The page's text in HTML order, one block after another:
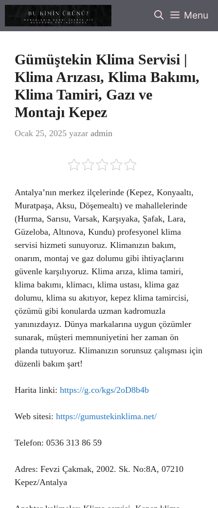
İçeriğe
Menu
Gümüştekin Klima Servisi |
Klima Arızası, Klima Bakımı,
Klima Tamiri, Gazı ve
Montajı Kepez
Ocak 25, 2025 yazar admin
Antalya’nın merkez ilçelerinde (Kepez, Konyaaltı,
Muratpaşa, Aksu, Döşemealtı) ve mahallelerinde
(Hurma, Sarısu, Varsak, Karşıyaka, Şafak, Lara,
Güzeloba, Altınova, Kundu) profesyonel klima
servisi hizmeti sunuyoruz. Klimanızın bakım,
onarım, montaj ve gaz dolumu gibi ihtiyaçlarını
güvenle karşılıyoruz. Klima arıza, klima tamiri,
klima bakımı, klimacı, klima ustası, klima gaz
dolumu, klima su akıtıyor, kepez klima tamircisi,
çözümü gibi konularda uzman kadromuzla
yanınızdayız. Dünya markalarına uygun çözümler
sunarak, müşteri memnuniyetini her zaman ön
planda tutuyoruz. Klimanızın sorunsuz çalışması için
düzenli bakım şart!
Harita linki: https://g.co/kgs/2oD8b4b
Web sitesi: https://gumustekinklima.net/
Telefon: 0536 313 86 59
Adres: Fevzi Çakmak, 2002. Sk. No:8A, 07210
Kepez/Antalya